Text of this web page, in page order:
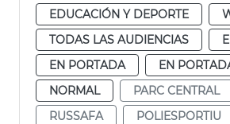
EDUCACIÓN Y DEPORTE
TODAS LAS AUDIENCIAS
EN PORTADA
EN
NORMAL
PARC CENTRAL
RUSSAFA
POLIESPORTIU